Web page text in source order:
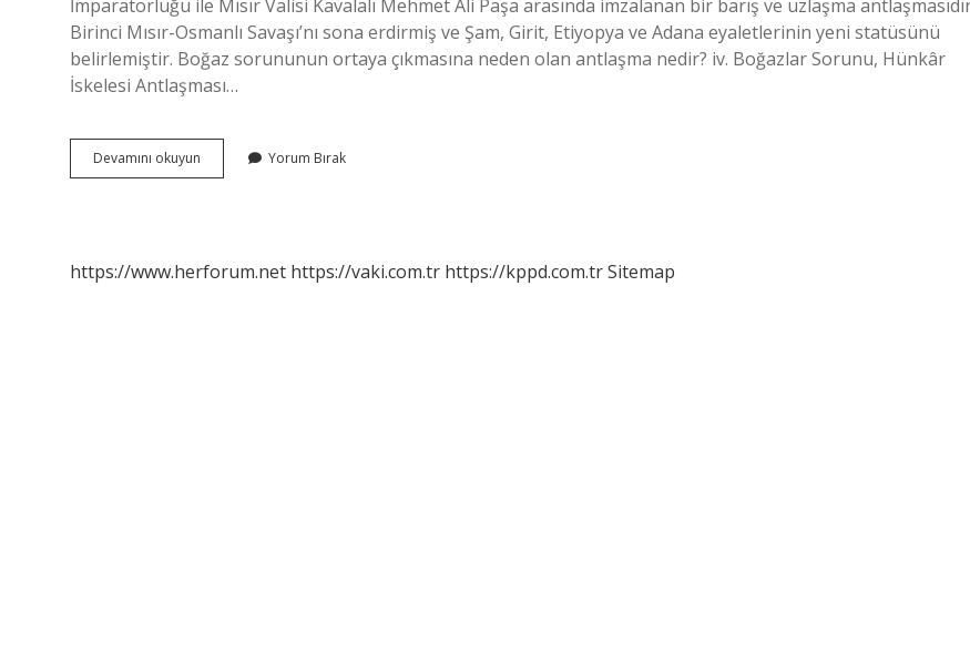
İmparatorluğu ile Mısır Valisi Kavalalı Mehmet Ali Paşa arasında imzalanan bir barış ve uzlaşma
Birinci Mısır-Osmanlı Savaşı’nı sona erdirmiş ve Şam, Girit, Etiyopya ve Adana eyaletlerinin yeni statüsünü
belirlemiştir. Boğaz sorununun ortaya çıkmasına neden olan antlaşma nedir? iv. Boğazlar Sorunu, Hünkâr
İskelesi Antlaşması…
Devamını okuyun
Iskelesi
Yorum Bırak
https://www.herforum.net https://vaki.com.tr https://kppd.com.trSitemap